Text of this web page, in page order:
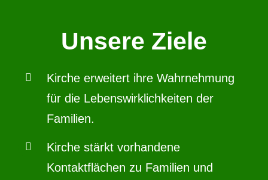
Unsere Ziele
Kirche erweitert ihre Wahrnehmung
für die Lebenswirklichkeiten der
Familien.
Kirche stärkt vorhandene
Kontaktflächen zu Familien und